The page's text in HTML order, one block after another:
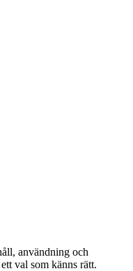
användning och
val som känns rätt.